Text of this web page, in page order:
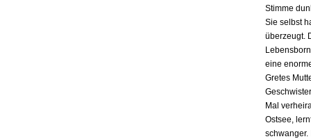
Stimme
Sie selbst
überzeugt.
eine
Gretes
Mal
Ostsee,
schwanger.